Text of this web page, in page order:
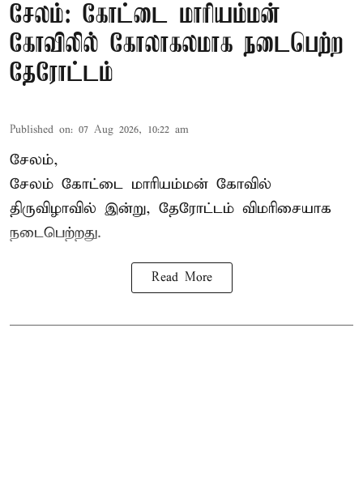
சேலம்: கோட்டை மாரியம்மன்
கோவிலில் கோலாகலமாக நடைபெற்ற
தேரோட்டம்
Published on: 07 Aug 2026, 10:22 am
சேலம்,
சேலம் கோட்டை மாரியம்மன் கோவில்
திருவிழாவில் இன்று, தேரோட்டம் விமரிசையாக
நடைபெற்றது.
Read More